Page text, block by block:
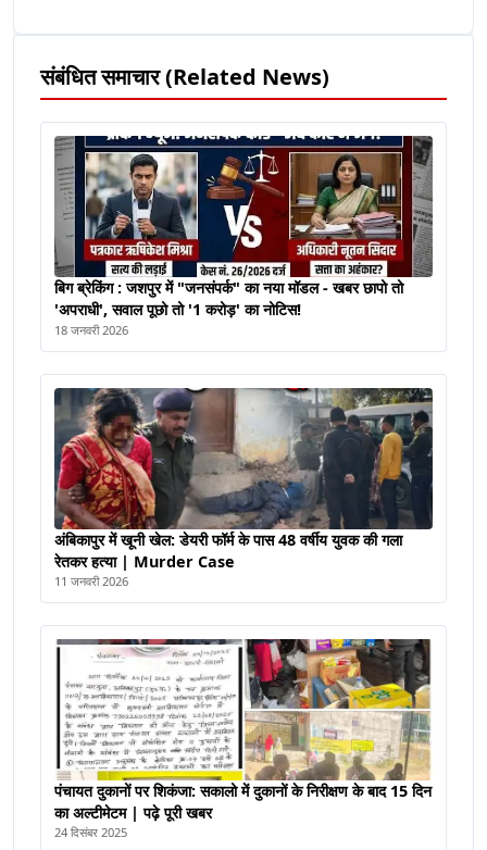
संबंधित समाचार (Related News)
बिग ब्रेकिंग : जशपुर में "जनसंपर्क" का नया मॉडल - खबर छापो तो
'अपराधी', सवाल पूछो तो '1 करोड़' का नोटिस!
18 जनवरी 2026
अंबिकापुर में खूनी खेल: डेयरी फॉर्म के पास 48 वर्षीय युवक की गला
रेतकर हत्या | Murder Case
11 जनवरी 2026
पंचायत दुकानों पर शिकंजा: सकालो में दुकानों के निरीक्षण के बाद 15 दिन
का अल्टीमेटम | पढ़े पूरी खबर
24 दिसंबर 2025